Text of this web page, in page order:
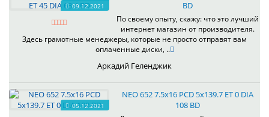
09.12.2021
BD
По своему опыту, скажу: что это лучший
интернет магазин от производителя.
Здесь грамотные менеджеры, которые не просто отправят вам
оплаченные диски, ..
Аркадий Геленджик
05.12.2021
NEO 652 7.5x16 PCD 5x139.7 ET 0 DIA
108 BD